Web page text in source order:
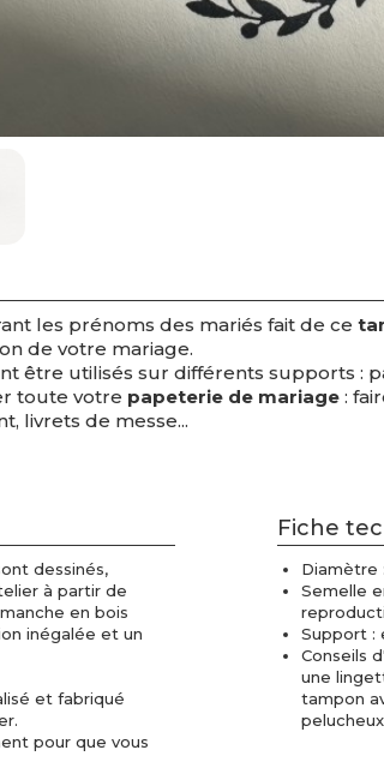
les prénoms des mariés fait de ce
de votre mariage.
être utilisés sur différents supports :
toute votre papeterie de mariage :
livrets de messe...
dessinés,
à partir de
en bois
inégalée et un
et fabriqué
pour que vous
Fiche
Diamètre
Semelle
Support :
Conseils
une
tampon